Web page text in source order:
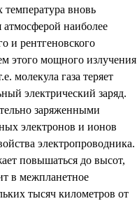
вновь
наиболее
и рентгеновского
этого мощного излучения
молекула газа теряет
электрический заряд.
заряженными
электронов и ионов
электропроводника.
повышаться до высот,
в межпланетное
тысяч километров от